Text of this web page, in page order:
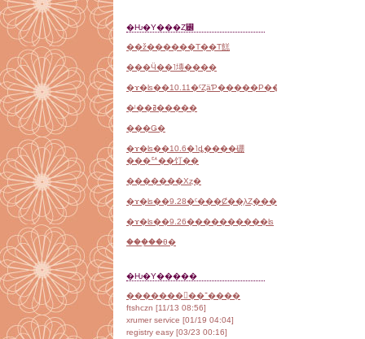
�Ƕ�Υ���Ȥ꡼
��ž������Τ��Τ餻
���Ӵ��˥塼����
�ˡ��ߥ�����
���Ǥ�
�ɤ�ʪ��10.6�˥ȡ����硼
���ꥢ��饤��
�������Хȥ�
�ɤ�ʪ��9.28�ˤ���Ȼ��֤λȤ���
�ɤ�ʪ��9.26����������ʪ
���֤��θ�
�Ƕ�Υ�����
���������־����
ftshczn [11/13 08:56]
xrumer service [01/19 04:04]
registry easy [03/23 00:16]